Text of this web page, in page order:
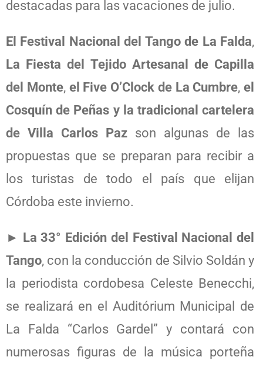
destacadas para las vacaciones de julio.
El Festival Nacional del Tango de La Falda,
La Fiesta del Tejido Artesanal de Capilla
del Monte, el Five O’Clock de La Cumbre, el
Cosquín de Peñas y la tradicional cartelera
de Villa Carlos Paz son algunas de las
propuestas que se preparan para recibir a
los turistas de todo el país que elijan
Córdoba este invierno.
► La 33° Edición del Festival Nacional del
Tango, con la conducción de Silvio Soldán y
la periodista cordobesa Celeste Benecchi,
se realizará en el Auditórium Municipal de
La Falda “Carlos Gardel” y contará con
numerosas figuras de la música porteña